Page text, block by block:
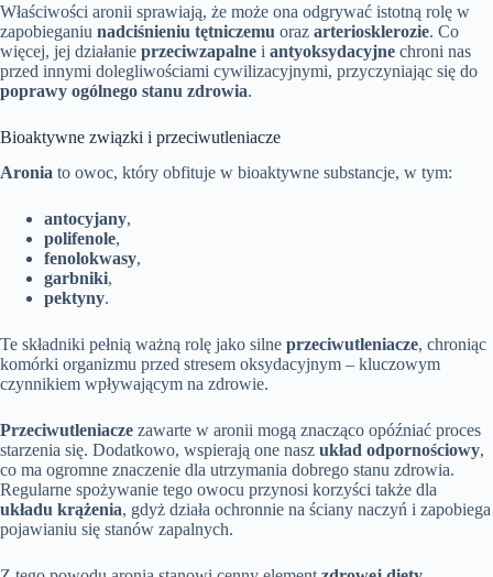
Właściwości aronii sprawiają, że może ona odgrywać istotną rolę w
zapobieganiu nadciśnieniu tętniczemu oraz arteriosklerozie. Co
więcej, jej działanie przeciwzapalne i antyoksydacyjne chroni nas
przed innymi dolegliwościami cywilizacyjnymi, przyczyniając się do
poprawy ogólnego stanu zdrowia.
Bioaktywne związki i przeciwutleniacze
Aronia to owoc, który obfituje w bioaktywne substancje, w tym:
antocyjany,
polifenole,
fenolokwasy,
garbniki,
pektyny.
Te składniki pełnią ważną rolę jako silne przeciwutleniacze, chroniąc
komórki organizmu przed stresem oksydacyjnym – kluczowym
czynnikiem wpływającym na zdrowie.
Przeciwutleniacze zawarte w aronii mogą znacząco opóźniać proces
starzenia się. Dodatkowo, wspierają one nasz układ odpornościowy,
co ma ogromne znaczenie dla utrzymania dobrego stanu zdrowia.
Regularne spożywanie tego owocu przynosi korzyści także dla
układu krążenia, gdyż działa ochronnie na ściany naczyń i zapobiega
pojawianiu się stanów zapalnych.